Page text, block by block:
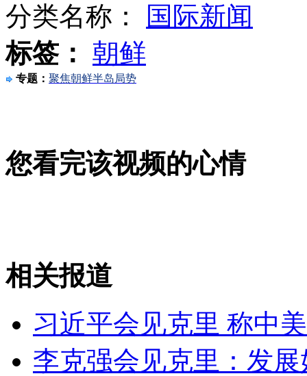
上海游艇展产品针对中国市场
央视记者走访英国皇家海军塘鹅搜救队
无痛分娩是否安全 医生回应
分类名称：
国际新闻
标签： 朝鲜
专题： 聚焦朝鲜半岛局势
您看完该视频的心情
相关报道
习近平会见克里 称中
李克强会见克里：发